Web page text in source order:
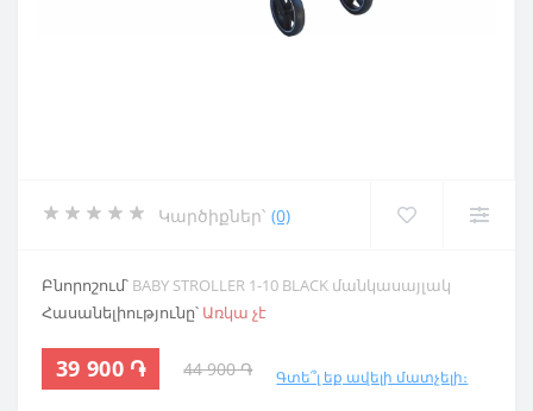
Կարծիքներ՝ (0)
Բնորոշում՝ BABY STROLLER 1-10 BLACK մանկասայլակ
Հասանելիությունը՝ Առկա չէ
39 900 ֏ 44 900 ֏ Գտե՞լ եք ավելի մատչելի։